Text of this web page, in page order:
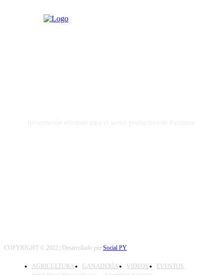
COPYRIGHT © 2022 | Desarrollado por Social PY
AGRICULTURA GANADERÍA VIDEOS
EVENTOS